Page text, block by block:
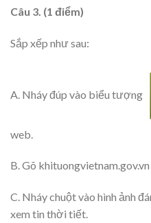
Câu 3. (1 điểm)
Sắp xếp như sau:
A. Nháy đúp vào biểu tượng
web.
B. Gõ
C. Nháy chuột vào hình ảnh
xem tin thời tiết.